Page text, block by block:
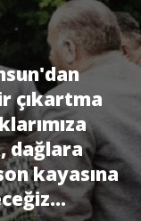
çıkartma
dağlara
kayasına